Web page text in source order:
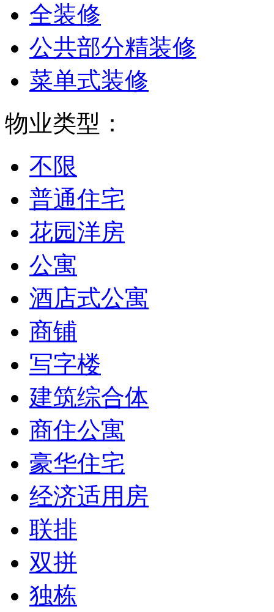
全装修
公共部分精装修
菜单式装修
物业类型：
不限
普通住宅
花园洋房
公寓
酒店式公寓
商铺
写字楼
建筑综合体
商住公寓
豪华住宅
经济适用房
联排
双拼
独栋